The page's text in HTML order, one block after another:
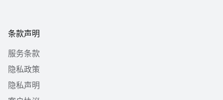
条款声明
服务条款
隐私政策
隐私声明